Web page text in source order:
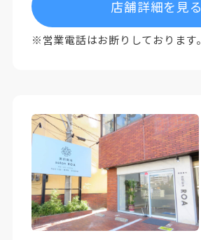
店舗詳細を見る
※営業電話はお断りしております。